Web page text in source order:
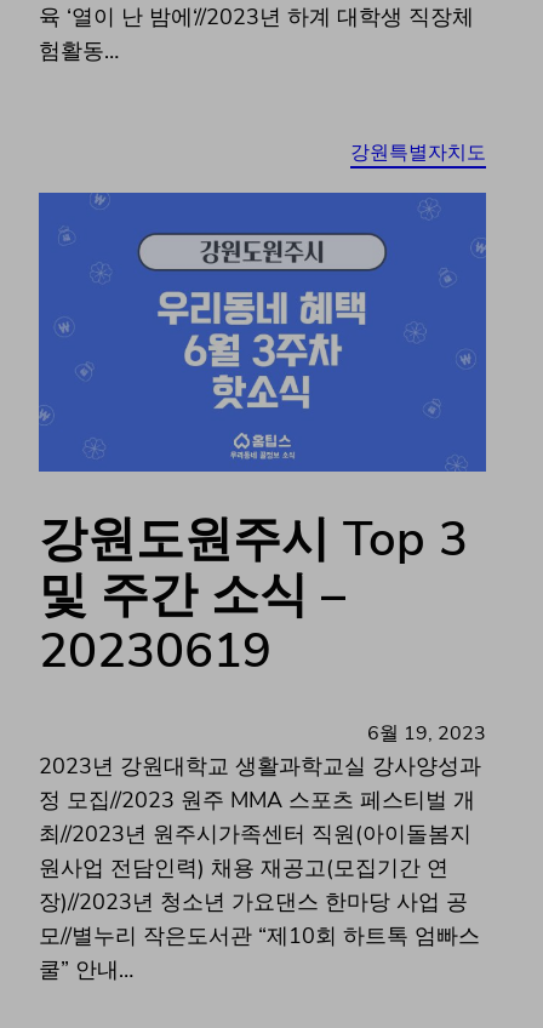
육 ‘열이 난 밤에‘//2023년 하계 대학생 직장체
험활동…
강원특별자치도
강원도원주시 Top 3
및 주간 소식 –
20230619
6월 19, 2023
2023년 강원대학교 생활과학교실 강사양성과
정 모집//2023 원주 MMA 스포츠 페스티벌 개
최//2023년 원주시가족센터 직원(아이돌봄지
원사업 전담인력) 채용 재공고(모집기간 연
장)//2023년 청소년 가요댄스 한마당 사업 공
모//별누리 작은도서관 “제10회 하트톡 엄빠스
쿨” 안내…